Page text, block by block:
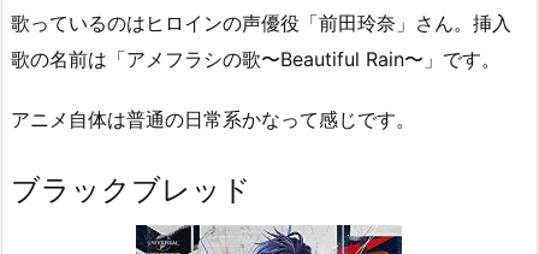
歌っているのはヒロインの声優役「前田玲奈」さん。挿入
歌の名前は「アメフラシの歌〜Beautiful Rain〜」です。
アニメ自体は普通の日常系かなって感じです。
ブラックブレッド